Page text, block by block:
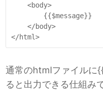
    <body>
    </body>
</html>
通常のhtmlファイルに
ると出力できる仕組み